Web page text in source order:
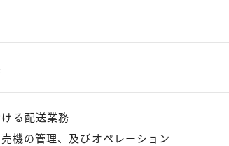
る配送業務
機の管理、及びオペレーション